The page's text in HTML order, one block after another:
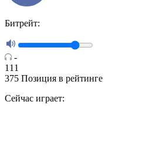
Битрейт:
-
111
375 Позиция в рейтинге
Сейчас играет: